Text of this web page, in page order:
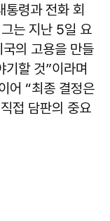
령과 전화 회
는 지난 5일 요
의 고용을 만들
할 것”이라며
어 “최종 결정은
접 담판의 중요